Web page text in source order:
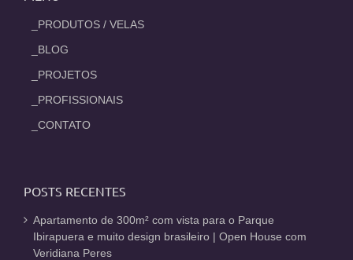
_PRODUTOS / VELAS
_BLOG
_PROJETOS
_PROFISSIONAIS
_CONTATO
POSTS RECENTES
Apartamento de 300m² com vista para o Parque
Ibirapuera e muito design brasileiro | Open House com
Veridiana Peres